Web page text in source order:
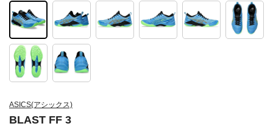
ASICS(アシックス)
BLAST FF 3